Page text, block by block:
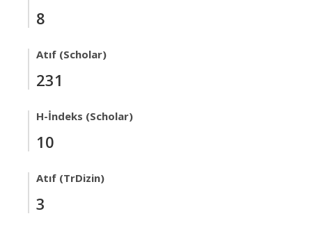
8
Atıf (Scholar)
231
H-İndeks (Scholar)
10
Atıf (TrDizin)
3